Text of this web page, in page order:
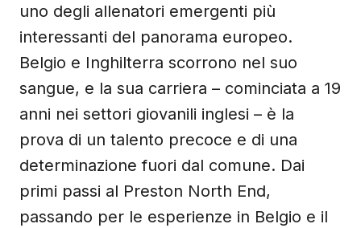
uno degli allenatori emergenti più
interessanti del panorama europeo.
Belgio e Inghilterra scorrono nel suo
sangue, e la sua carriera – cominciata a 19
anni nei settori giovanili inglesi – è la
prova di un talento precoce e di una
determinazione fuori dal comune. Dai
primi passi al Preston North End,
passando per le esperienze in Belgio e il